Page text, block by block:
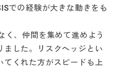
での経験が大きな動きをも
く、仲間を集めて進めよう
ました。リスクヘッジとい
てくれた方がスピードも上